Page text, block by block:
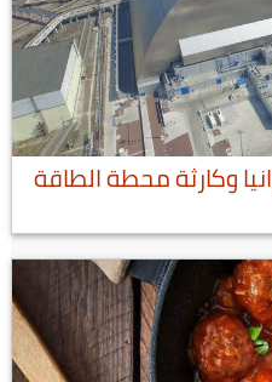
وكارثة محطة الطاقة